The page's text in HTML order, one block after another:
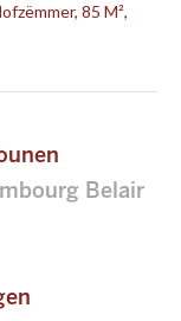
85 M²,
Belair